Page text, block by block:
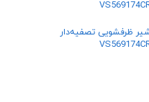
ظرفشویی تصفیه‌دار